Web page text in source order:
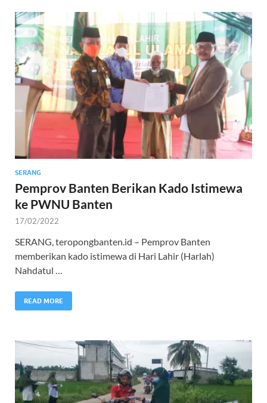
SERANG
Pemprov Banten Berikan Kado Istimewa
ke PWNU Banten
17/02/2022
SERANG, teropongbanten.id – Pemprov Banten
memberikan kado istimewa di Hari Lahir (Harlah)
Nahdatul …
READ MORE